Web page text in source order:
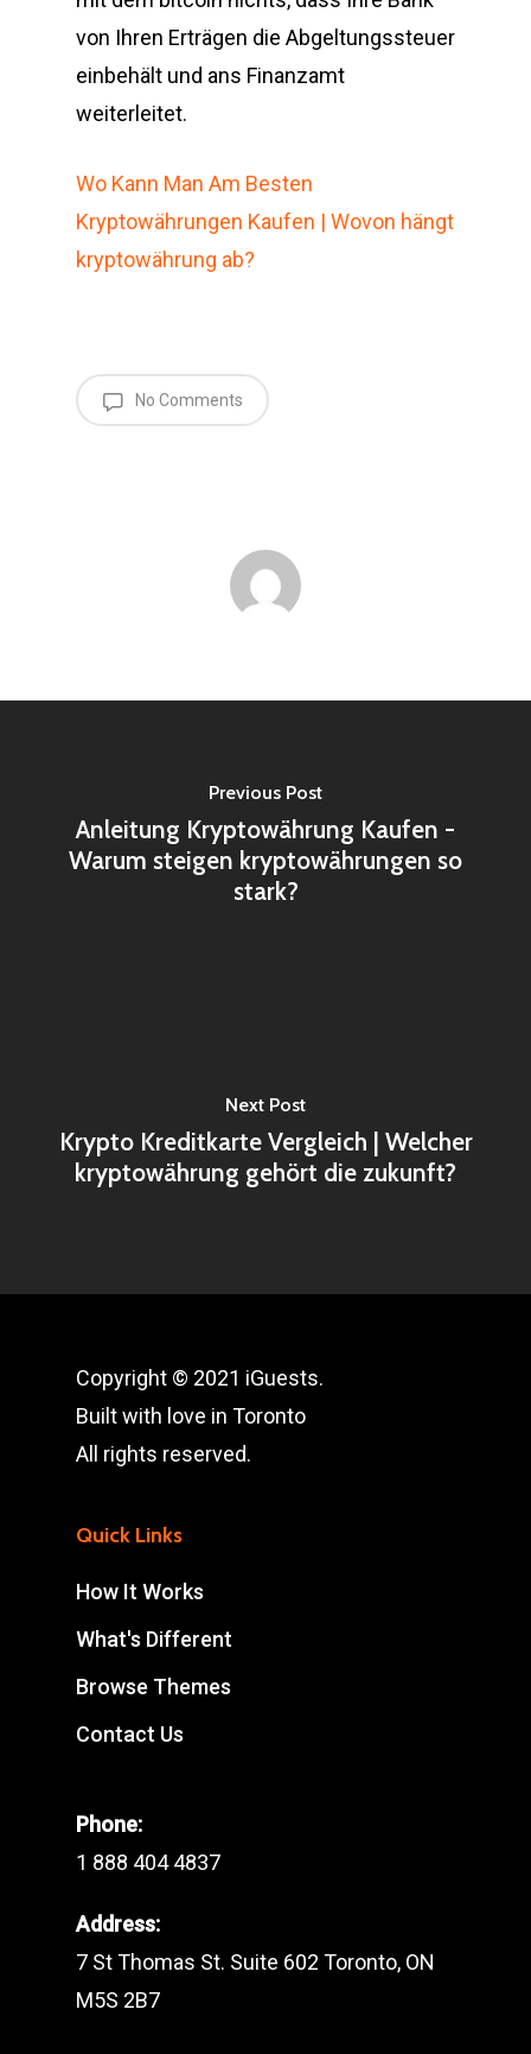
von Ihren Erträgen die Abgeltungssteuer
einbehält und ans Finanzamt
weiterleitet.
Wo Kann Man Am Besten
Kryptowährungen Kaufen | Wovon hängt
kryptowährung ab?
No Comments
Previous Post
Anleitung Kryptowährung Kaufen -
Warum steigen kryptowährungen so
stark?
Next Post
Krypto Kreditkarte Vergleich | Welcher
kryptowährung gehört die zukunft?
Copyright © 2021 iGuests.
Built with love in Toronto
All rights reserved.
Quick Links
How It Works
What's Different
Browse Themes
Contact Us
Phone:
1 888 404 4837
Address:
7 St Thomas St. Suite 602 Toronto, ON
M5S 2B7